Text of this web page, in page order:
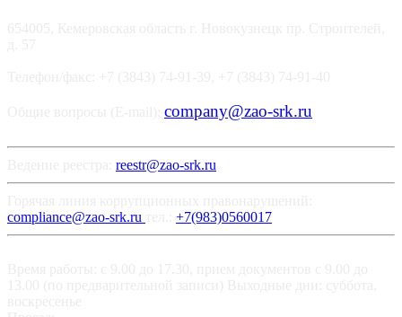
company@zao-srk.ru
reestr@zao-srk.ru
compliance@zao-srk.ru
+7(983)0560017